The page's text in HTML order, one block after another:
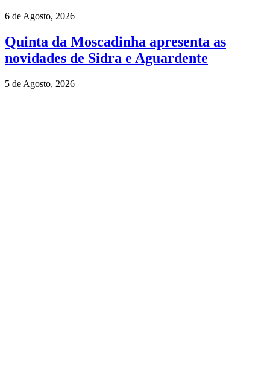
6 de Agosto, 2026
Quinta da Moscadinha apresenta as
novidades de Sidra e Aguardente
5 de Agosto, 2026